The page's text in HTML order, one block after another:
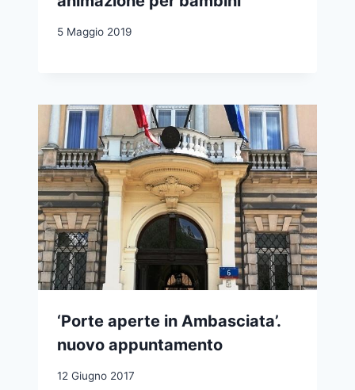
5 Maggio 2019
‘Porte aperte in Ambasciata’.
nuovo appuntamento
12 Giugno 2017